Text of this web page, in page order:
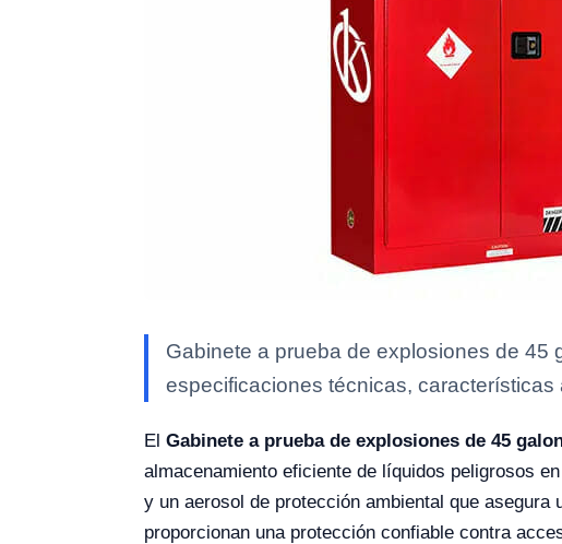
Gabinete a prueba de explosiones de
especificaciones técnicas,
El Gabinete a prueba de explosiones de 45
almacenamiento eficiente de líquidos peligrosos
y un aerosol de protección ambiental que
proporcionan una protección confiable contra